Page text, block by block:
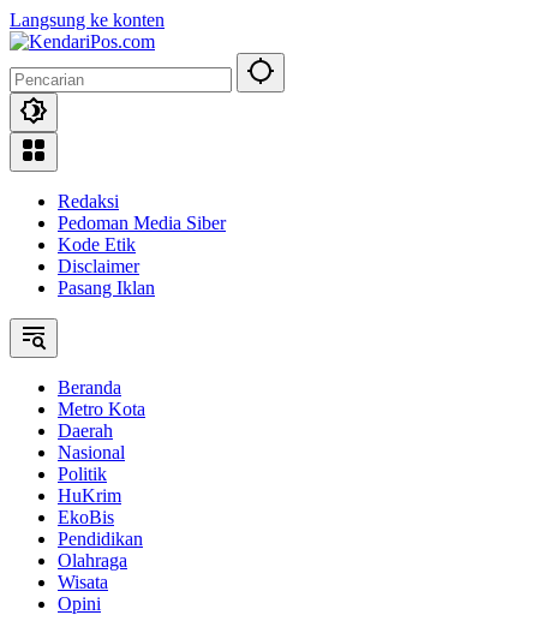
Langsung ke konten
Redaksi
Pedoman Media Siber
Kode Etik
Disclaimer
Pasang Iklan
Beranda
Metro Kota
Daerah
Nasional
Politik
HuKrim
EkoBis
Pendidikan
Olahraga
Wisata
Opini